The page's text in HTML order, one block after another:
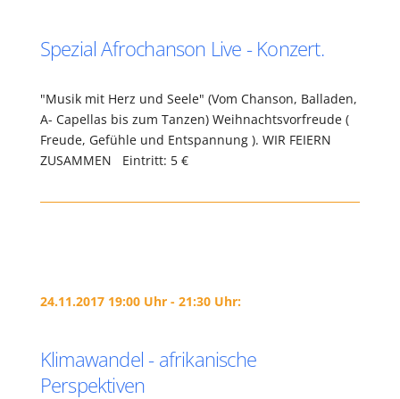
Spezial Afrochanson Live - Konzert.
"Musik mit Herz und Seele" (Vom Chanson, Balladen,
A- Capellas bis zum Tanzen) Weihnachtsvorfreude (
Freude, Gefühle und Entspannung ). WIR FEIERN
ZUSAMMEN Eintritt: 5 €
24.11.2017 19:00 Uhr - 21:30 Uhr:
Klimawandel - afrikanische
Perspektiven